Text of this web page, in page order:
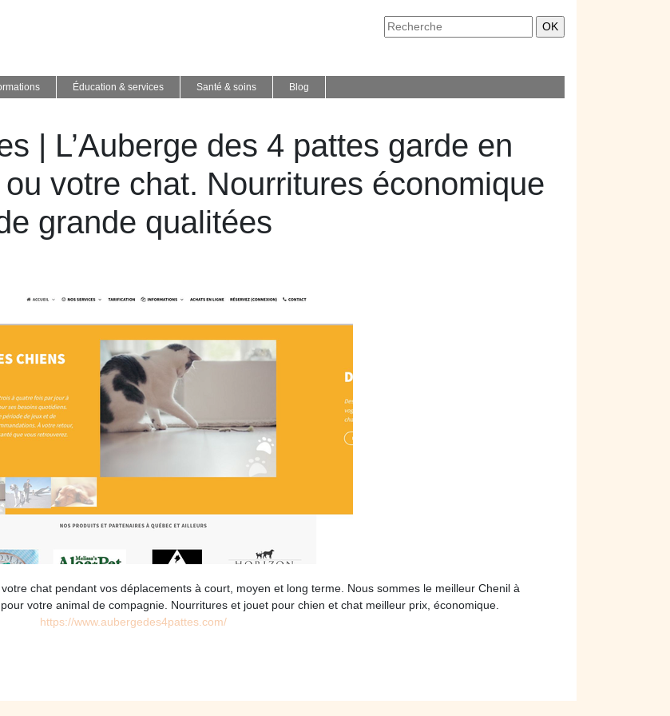
Éducation & services Santé & soins Blog
| L’Auberge des 4 pattes garde en
votre chat. Nourritures économique
grande qualitées
chat pendant vos déplacements à court, moyen et long terme. Nous sommes le meilleur Chenil à
votre animal de compagnie. Nourritures et jouet pour chien et chat meilleur prix, économique.
https://www.aubergedes4pattes.com/